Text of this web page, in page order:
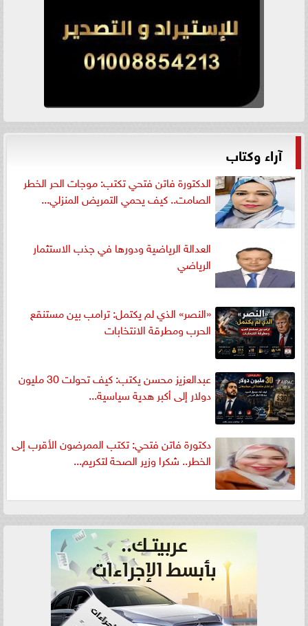
آراء وكتاب
الدكتورة فاتن فتحي تكتب: موجات الحر الخطر
الصامت.. كيف يحمي التمريض المنزلي...
العدالة الرياضية ودورها في جذب الاستثمار
الرياضي
«النصر» الذي لم يكتمل: ترامب بين مستنقع
الحرب ومطرقة الانتخابات
عبدالعزيز محسن يكتب: كيف تحولت 30 مليون
دولار إلى أكبر هدية سياسية...
دكتورة فاتن فتحي: تكتب الممرضون الأقرب إلى
الخطر.. شكرا وزير الصحة لتكريم...